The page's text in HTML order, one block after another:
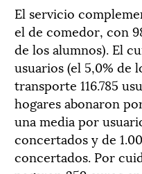
El servicio
el de comedor, con
de los alumnos). El
usuarios (el 5,0% de
transporte 116.785
hogares abonaron
una media por usuar
concertados yde
concertados. Por